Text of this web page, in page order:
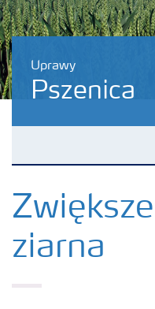
Uprawy
Pszenica
Produkty
Uprawy
ziarna